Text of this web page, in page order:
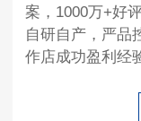
案，1000万+好
自研自产，严品
作店成功盈利